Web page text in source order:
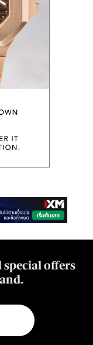
special offers